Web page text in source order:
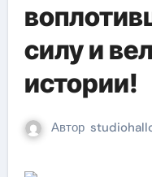
силу и
истории!
Автор